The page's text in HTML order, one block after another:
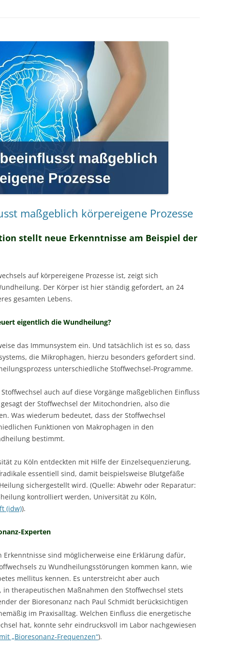
WIE
ES
maßgeblich körpereigene Prozesse
stellt neue Erkenntnisse am Beispiel der
auf körpereigene Prozesse ist, zeigt sich
Der Körper ist hier ständig gefordert, an 24
gesamten Lebens.
eigentlich die Wundheilung?
das Immunsystem ein. Und tatsächlich ist es so, dass
die Mikrophagen, hierzu besonders gefordert sind.
unterschiedliche Stoffwechsel-Programme.
auch auf diese Vorgänge maßgeblichen Einfluss
der Stoffwechsel der Mitochondrien, also die
Was wiederum bedeutet, dass der Stoffwechsel
Funktionen von Makrophagen in den
bestimmt.
zu Köln entdeckten mit Hilfe der Einzelsequenzierung,
essentiell sind, damit beispielsweise Blutgefäße
sichergestellt wird. (Quelle: Abwehr oder Reparatur:
kontrolliert werden, Universität zu Köln,
(idw)).
Experten
Erkenntnisse sind möglicherweise eine Erklärung dafür,
zu Wundheilungsstörungen kommen kann, wie
mellitus kennen. Es unterstreicht aber auch
therapeutischen Maßnahmen den Stoffwechsel stets
der Bioresonanz nach Paul Schmidt berücksichtigen
im Praxisalltag. Welchen Einfluss die energetische
hat, konnte sehr eindrucksvoll im Labor nachgewiesen
„Bioresonanz-Frequenzen“).